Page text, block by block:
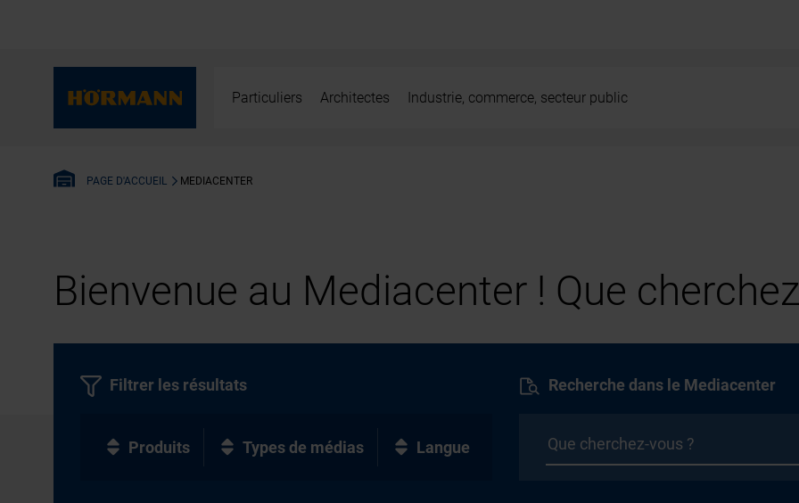
Particuliers Architectes Industrie, commerce, secteur public
PAGE D'ACCUEIL MEDIACENTER
Bienvenue au Mediacenter ! Que
Recherche dans le Mediacenter
Filtrer les résultats
Produits Types de médias Langue